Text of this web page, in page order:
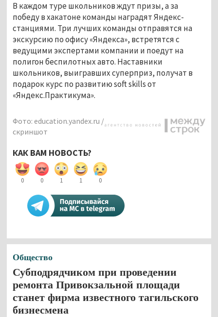
В каждом туре школьников ждут призы, а за
победу в хакатоне команды наградят Яндекс-
станциями. Три лучших команды отправятся на
экскурсию по офису «Яндекса», встретятся с
ведущими экспертами компании и поедут на
полигон беспилотных авто. Наставники
школьников, выигравших суперприз, получат в
подарок курс по развитию soft skills от
«Яндекс.Практикума».
Фото: education.yandex.ru /
скриншот
КАК ВАМ НОВОСТЬ?
0 0 1 1 0
Общество
Субподрядчиком при проведении
ремонта Привокзальной площади
станет фирма известного тагильского
бизнесмена